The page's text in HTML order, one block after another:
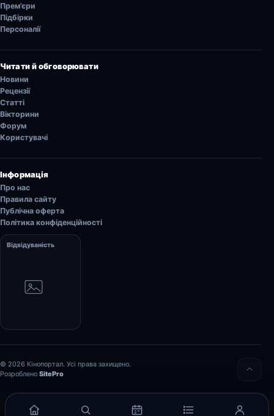
Прем’єри
Підбірки
Персоналії
Читати й обговорювати
Новини
Рецензії
Статті
Вікторини
Форум
Користувачі
Інформація
Про нас
Правила сайту
Публічна оферта
Політика конфіденційності
Відвідуваність
© 2026 Кінопортал. Усі права захищено.
Розроблено SitePro